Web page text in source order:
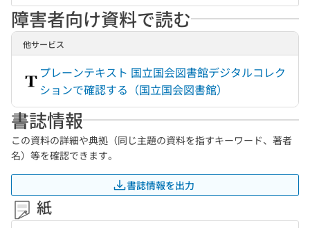
障害者向け資料で読む
他サービス
プレーンテキスト 国立国会図書館デジタルコレク
ションで確認する（国立国会図書館）
書誌情報
この資料の詳細や典拠（同じ主題の資料を指すキーワード、著者
名）等を確認できます。
書誌情報を出力
紙